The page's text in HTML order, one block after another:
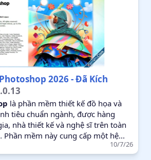
2026 - Đã Kích
là phần mềm thiết kế đồ họa và
tiêu chuẩn ngành, được hàng
nhà thiết kế và nghệ sĩ trên toàn
mềm này cung cấp một hệ...
10/7/26